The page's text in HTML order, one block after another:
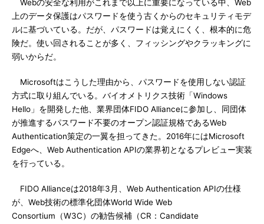
Webの安全な利用がこれまで以上に重要になっている中、Web
上のデータ保護はパスワードを使う古くからのセキュリティモデ
ルに基づいている。だが、パスワードは覚えにくく、根本的に危
険だ。使い回されることが多く、フィッシングやクラッキングに
弱いからだ。
Microsoftはこうした理由から、パスワードを使用しない認証
方式に取り組んでいる。バイオメトリクス技術「Windows
Hello」を開発した他、業界団体FIDO Allianceに参加し、同団体
が推進するパスワード不要のオープン認証規格であるWeb
Authentication策定の一翼を担ってきた。2016年にはMicrosoft
Edgeへ、Web Authentication APIの業界初となるプレビュー実装
を行っている。
FIDO Allianceは2018年3月、Web Authentication APIの仕様
が、Web技術の標準化団体World Wide Web
Consortium（W3C）の勧告候補（CR：Candidate